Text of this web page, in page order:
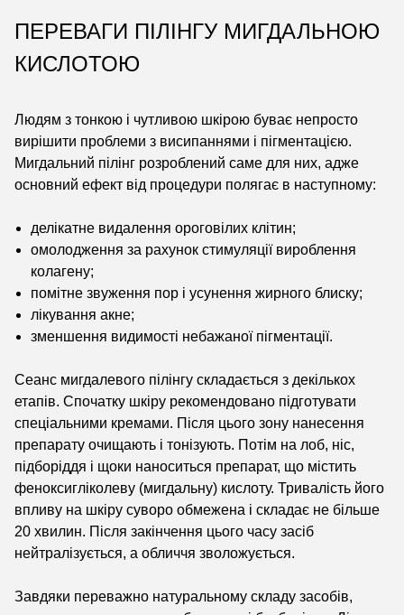
ПЕРЕВАГИ ПІЛІНГУ МИГДАЛЬНОЮ
КИСЛОТОЮ
Людям з тонкою і чутливою шкірою буває непросто
вирішити проблеми з висипаннями і пігментацією.
Мигдальний пілінг розроблений саме для них, адже
основний ефект від процедури полягає в наступному:
делікатне видалення ороговілих клітин;
омолодження за рахунок стимуляції вироблення
колагену;
помітне звуження пор і усунення жирного блиску;
лікування акне;
зменшення видимості небажаної пігментації.
Сеанс мигдалевого пілінгу складається з декількох
етапів. Спочатку шкіру рекомендовано підготувати
спеціальними кремами. Після цього зону нанесення
препарату очищають і тонізують. Потім на лоб, ніс,
підборіддя і щоки наноситься препарат, що містить
феноксигліколеву (мигдальну) кислоту. Тривалість його
впливу на шкіру суворо обмежена і складає не більше
20 хвилин. Після закінчення цього часу засіб
нейтралізується, а обличчя зволожується.
Завдяки переважно натуральному складу засобів,